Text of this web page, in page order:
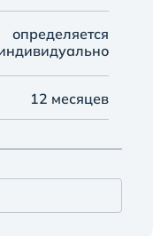
определяется
12 месяцев